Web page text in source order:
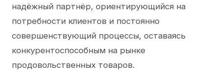
надёжный партнёр, ориентирующийся на
потребности клиентов и постоянно
совершенствующий процессы, оставаясь
конкурентоспособным на рынке
продовольственных товаров.